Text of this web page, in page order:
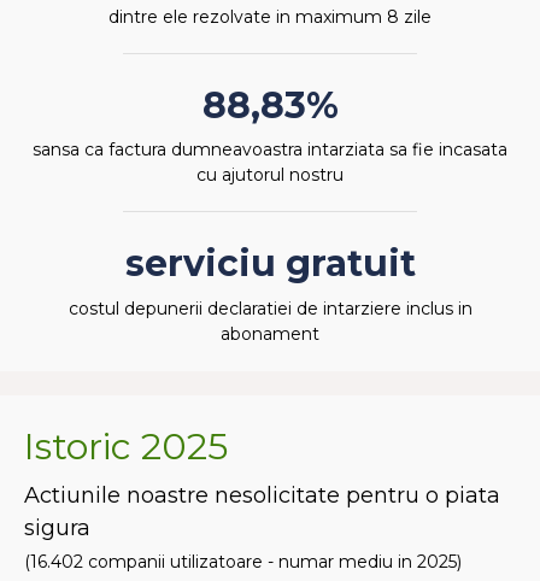
dintre ele rezolvate in maximum 8 zile
88,83%
sansa ca factura dumneavoastra intarziata sa fie incasata
cu ajutorul nostru
serviciu gratuit
costul depunerii declaratiei de intarziere inclus in
abonament
Istoric 2025
Actiunile noastre nesolicitate pentru o piata
sigura
(16.402 companii utilizatoare - numar mediu in 2025)